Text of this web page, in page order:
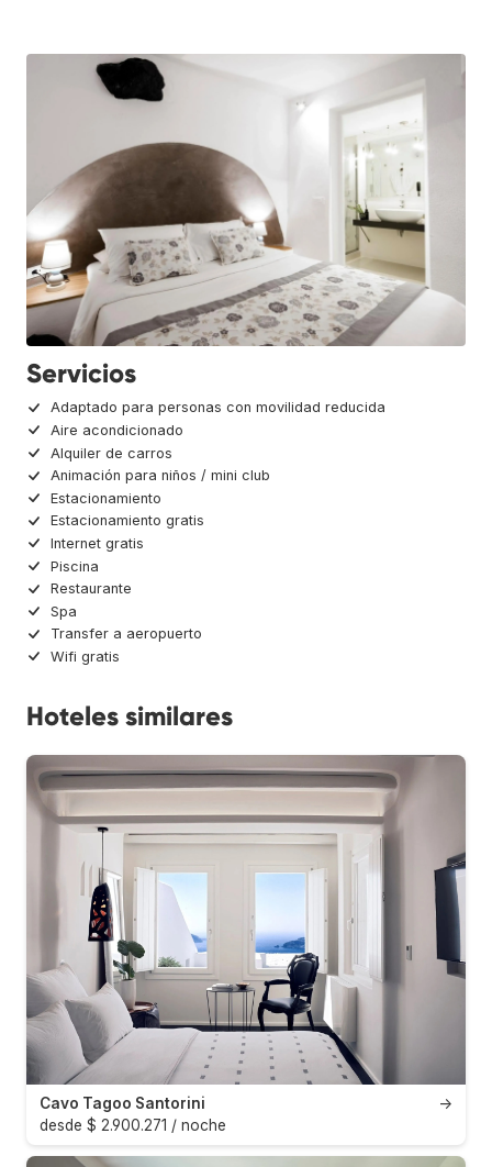
Servicios
Adaptado para personas con movilidad reducida
Aire acondicionado
Alquiler de carros
Animación para niños / mini club
Estacionamiento
Estacionamiento gratis
Internet gratis
Piscina
Restaurante
Spa
Transfer a aeropuerto
Wifi gratis
Hoteles similares
→
Cavo Tagoo Santorini
desde $ 2.900.271 / noche